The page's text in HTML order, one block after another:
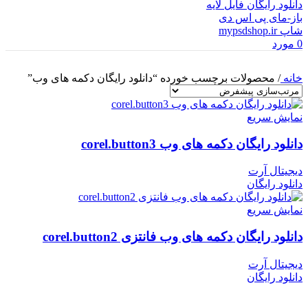
0 مورد
خانه/ محصولات برچسب خورده “دانلود رایگان دکمه های وب”
نمایش سریع
دانلود رایگان دکمه های وب corel.button3
دیجیتال آرت
دانلود رایگان
نمایش سریع
دانلود رایگان دکمه های وب فانتزی corel.button2
دیجیتال آرت
دانلود رایگان